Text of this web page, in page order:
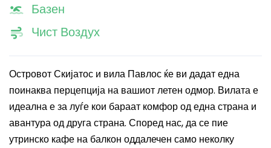
Базен
Чист Воздух
Островот Скијатос и вила Павлос ќе ви дадат една
поинаква перцепција на вашиот летен одмор. Вилата е
идеална е за луѓе кои бараат комфор од една страна и
авантура од друга страна. Според нас, да се пие
утринско кафе на балкон оддалечен само неколку